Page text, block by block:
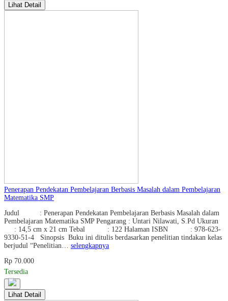
Lihat Detail
Penerapan Pendekatan Pembelajaran Berbasis Masalah dalam Pembelajaran
Matematika SMP
Judul : Penerapan Pendekatan Pembelajaran Berbasis Masalah dalam
Pembelajaran Matematika SMP Pengarang : Untari Nilawati, S.Pd Ukuran
: 14,5 cm x 21 cm Tebal : 122 Halaman ISBN : 978-623-
9330-51-4 Sinopsis Buku ini ditulis berdasarkan penelitian tindakan kelas
berjudul “Penelitian… selengkapnya
Rp 70.000
Tersedia
Lihat Detail